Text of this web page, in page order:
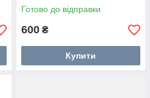
Готово до відправки
600 ₴
Купити